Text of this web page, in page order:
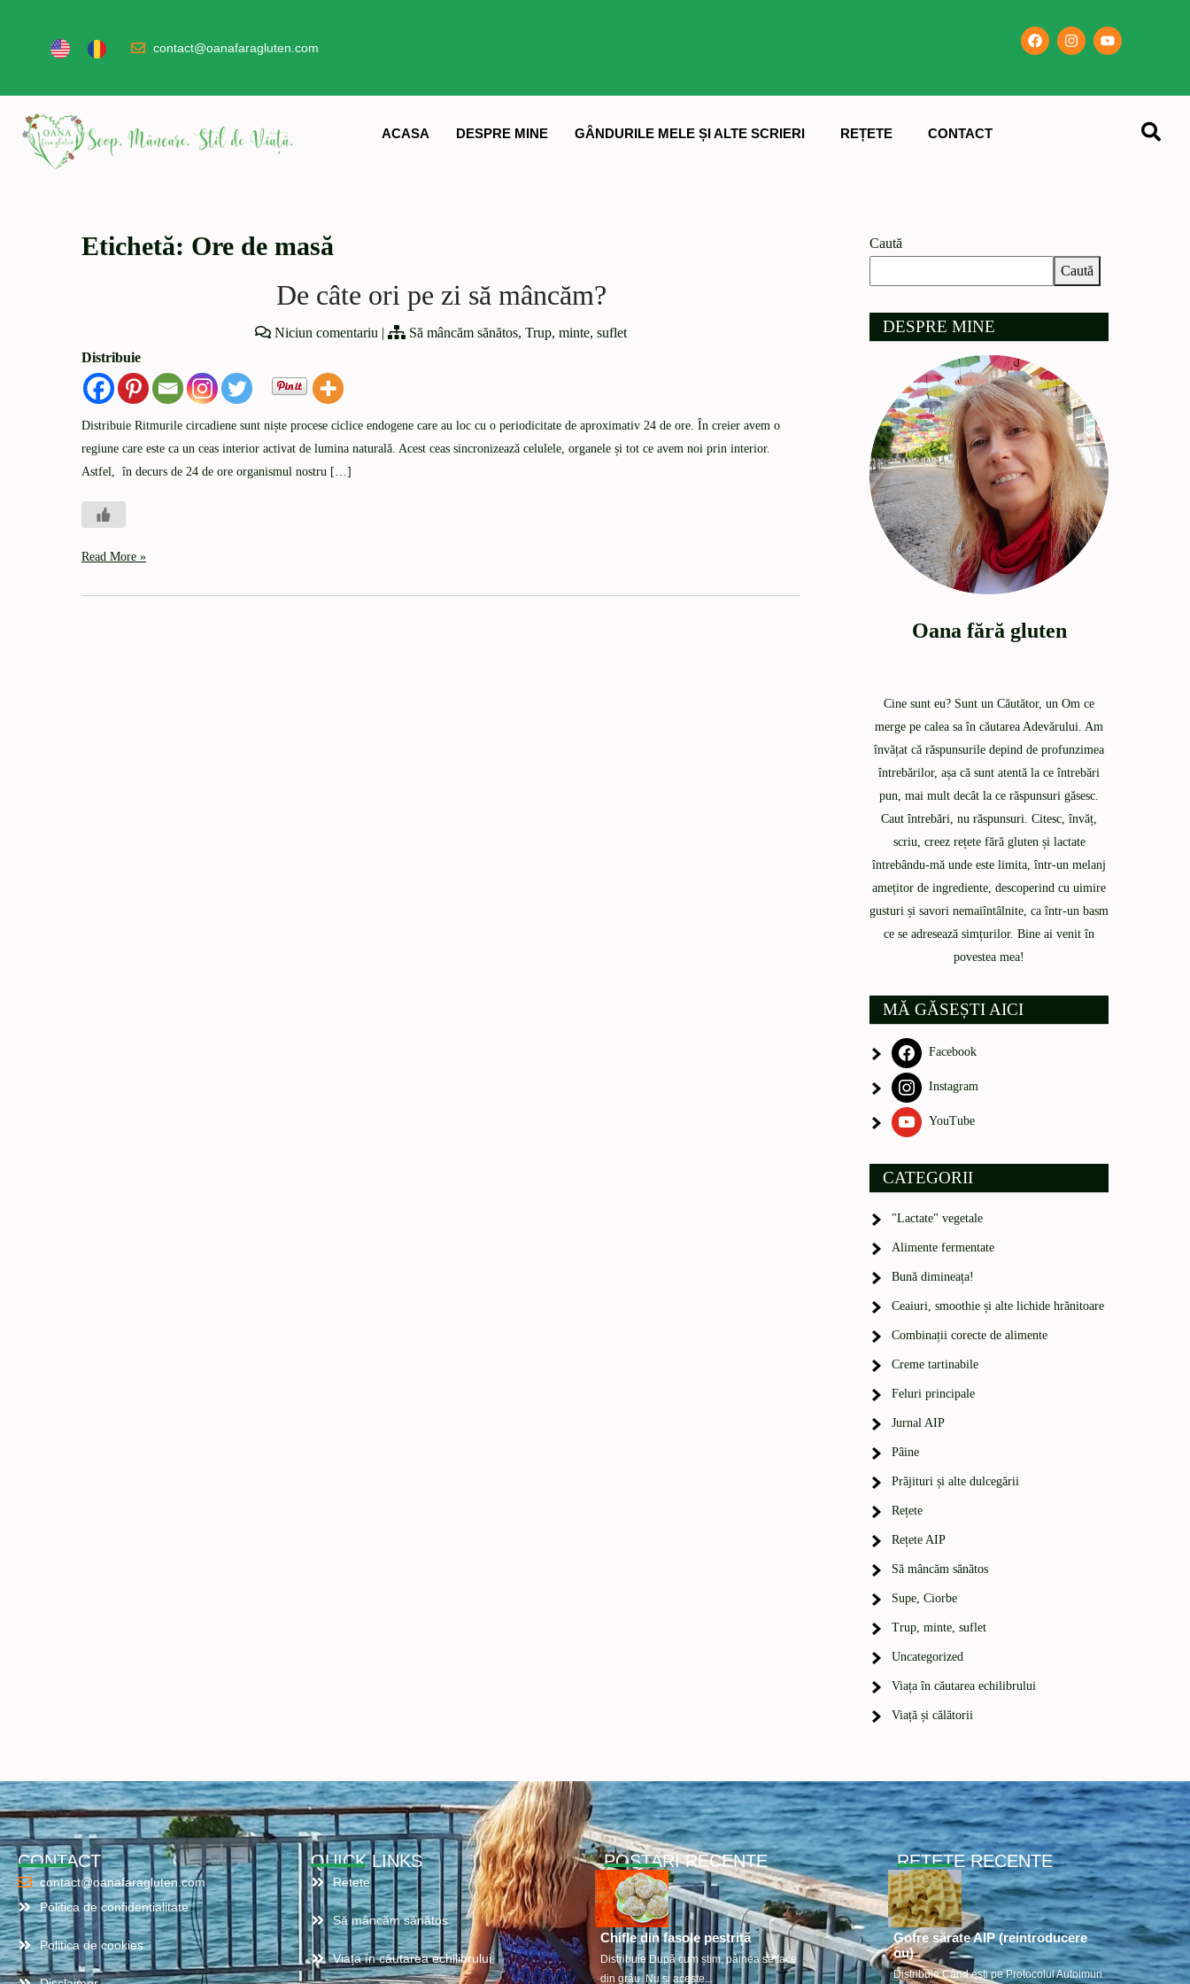
contact@oanafaragluten.com
ACASA DESPRE MINE GÂNDURILE MELE ȘI ALTE SCRIERI REȚETE CONTACT
Etichetă: Ore de masă
De câte ori pe zi să mâncăm?
Niciun comentariu | Să mâncăm sănătos, Trup, minte, suflet
Distribuie
Distribuie Ritmurile circadiene sunt niște procese ciclice endogene care au loc cu o periodicitate de aproximativ 24 de ore. În creier avem o
regiune care este ca un ceas interior activat de lumina naturală. Acest ceas sincronizează celulele, organele și tot ce avem noi prin interior.
Astfel, în decurs de 24 de ore organismul nostru […]
Read More »
Caută
Caută
DESPRE MINE
Oana fără gluten
Cine sunt eu? Sunt un Căutător, un Om ce
merge pe calea sa în căutarea Adevărului. Am
învățat că răspunsurile depind de profunzimea
întrebărilor, așa că sunt atentă la ce întrebări
pun, mai mult decât la ce răspunsuri găsesc.
Caut întrebări, nu răspunsuri. Citesc, învăț,
scriu, creez rețete fără gluten și lactate
întrebându-mă unde este limita, într-un melanj
amețitor de ingrediente, descoperind cu uimire
gusturi și savori nemaiîntâlnite, ca într-un basm
ce se adresează simțurilor. Bine ai venit în
povestea mea!
MĂ GĂSEȘTI AICI
Facebook
Instagram
YouTube
CATEGORII
"Lactate" vegetale
Alimente fermentate
Bună dimineața!
Ceaiuri, smoothie și alte lichide hrănitoare
Combinații corecte de alimente
Creme tartinabile
Feluri principale
Jurnal AIP
Pâine
Prăjituri și alte dulcegării
Rețete
Rețete AIP
Să mâncăm sănătos
Supe, Ciorbe
Trup, minte, suflet
Uncategorized
Viața în căutarea echilibrului
Viață și călătorii
CONTACT
contact@oanafaragluten.com
Politica de confidentialitate
Politica de cookies
QUICK LINKS
Retete
Să mâncăm sănătos
Viața în căutarea echilibrului
POSTARI RECENTE
Chifle din fasole pestriță
Distribuie După cum știm, pâinea se face
din grâu. Nu și aceste...
RETETE RECENTE
Gofre sărate AIP (reintroducere
ou)
Distribuie Când ești pe Protocolul Autoimun